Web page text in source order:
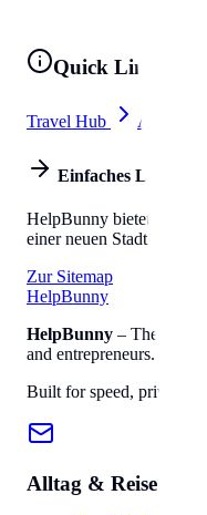
Quick Links
Travel Hub All Tools
Einfaches Leben
HelpBunny bietet alles,
einer neuen Stadt
Zur Sitemap
HelpBunny
HelpBunny – The
and entrepreneurs.
Built for speed, privacy,
Alltag & Reise